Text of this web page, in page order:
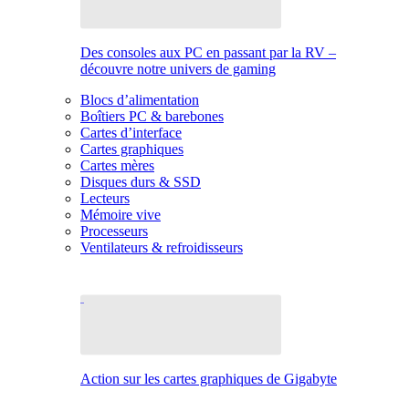
Des consoles aux PC en passant par la RV –
découvre notre univers de gaming
Blocs d’alimentation
Boîtiers PC & barebones
Cartes d’interface
Cartes graphiques
Cartes mères
Disques durs & SSD
Lecteurs
Mémoire vive
Processeurs
Ventilateurs & refroidisseurs
Action sur les cartes graphiques de Gigabyte